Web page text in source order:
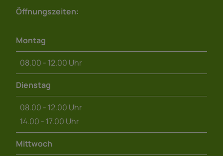
Öffnungszeiten:
Montag
08.00 - 12.00 Uhr
Dienstag
08.00 - 12.00 Uhr
14.00 - 17.00 Uhr
Mittwoch